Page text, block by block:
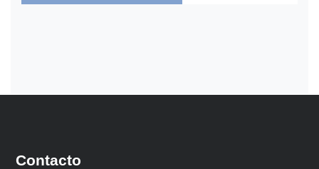
Contacto